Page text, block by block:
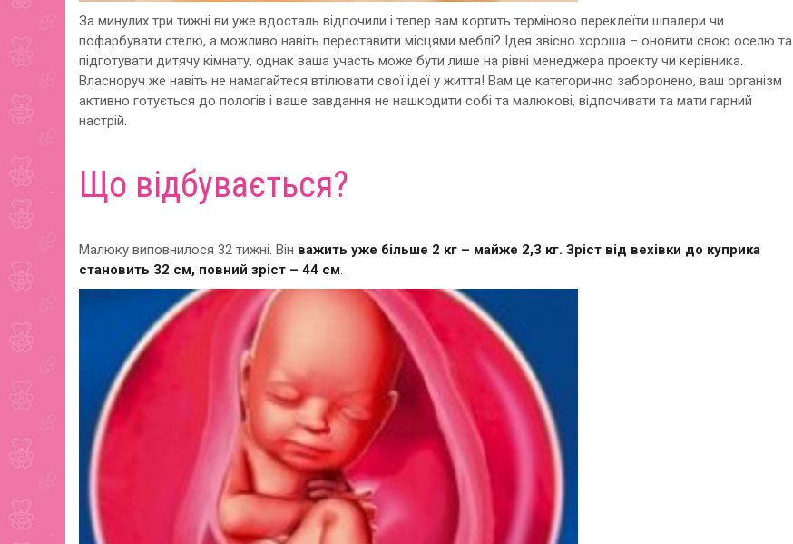
За минулих три тижні ви уже вдосталь відпочили і тепер вам кортить терміново переклеїти шпалери чи
пофарбувати стелю, а можливо навіть переставити місцями меблі? Ідея звісно хороша – оновити свою оселю та
підготувати дитячу кімнату, однак ваша участь може бути лише на рівні менеджера проекту чи керівника.
Власноруч же навіть не намагайтеся втілювати свої ідеї у життя! Вам це категорично заборонено, ваш організм
активно готується до пологів і ваше завдання не нашкодити собі та малюкові, відпочивати та мати гарний
настрій.
Що відбувається?
Малюку виповнилося 32 тижні. Він важить уже більше 2 кг – майже 2,3 кг. Зріст від вехівки до куприка
становить 32 см, повний зріст – 44 см.